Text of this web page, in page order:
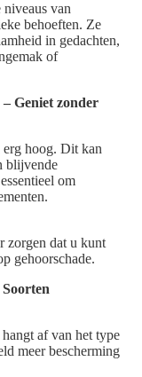
van
behoeften. Ze
in gedachten,
of
Geniet zonder
erg hoog. Dit kan
blijvende
om
zorgen dat u kunt
gehoorschade.
af van het type
meer bescherming